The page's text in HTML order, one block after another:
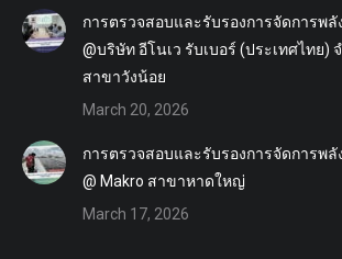
การตรวจสอบและรับรองการจัดการพลั
@บริษัท อีโนเว รับเบอร์ (ประเทศไทย)
สาขาวังน้อย
March 20, 2026
การตรวจสอบและรับรองการจัดการพลั
@ Makro สาขาหาดใหญ่
March 17, 2026